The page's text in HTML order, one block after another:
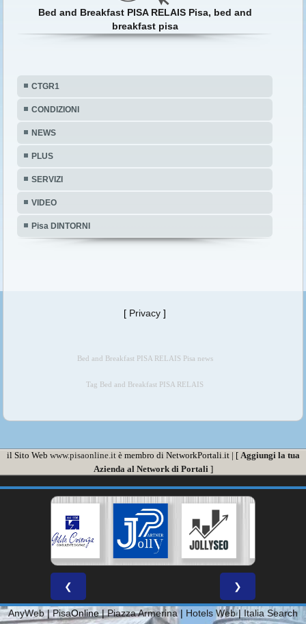
Bed and Breakfast PISA RELAIS Pisa, bed and
breakfast pisa
CTGR1
CONDIZIONI
NEWS
PLUS
SERVIZI
VIDEO
Pisa DINTORNI
[ Privacy ]
Bed and Breakfast PISA RELAIS Pisa news
Tag Bed and Breakfast PISA RELAIS
il Sito Web www.pisaonline.itè membro di NetworkPortali.it | [ Aggiungi la tua
Azienda al Network di Portali]
❮ ❯
AnyWeb|PisaOnline |Piazza Armerina| Hotels Web| Italia Search